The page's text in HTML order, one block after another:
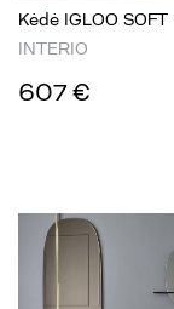
Kėdė IGLOO SOFT
INTERIO
607 €